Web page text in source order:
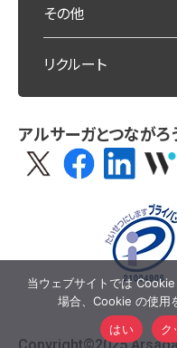
その他
リクルート
アルサーガとつながろ
当ウェブサイトでは
場合、Cookie の使用
はい
ク